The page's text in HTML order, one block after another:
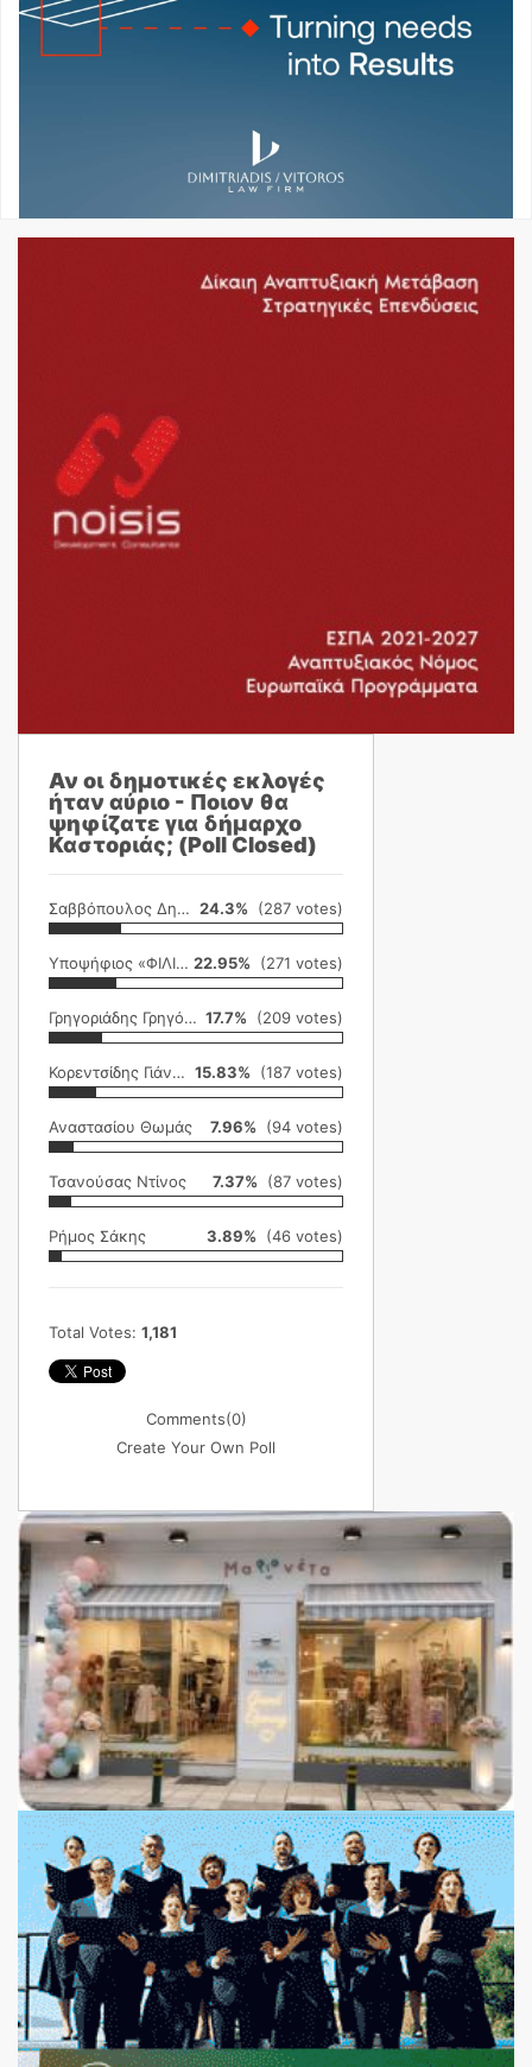
Αν οι δημοτικές εκλογές
ήταν αύριο - Ποιον θα
ψηφίζατε για δήμαρχο
Καστοριάς; (Poll Closed)
Σαββόπουλος Δημήτρης 24.3% (287 votes)
Υποψήφιος «ΦΙΛΙΚΗ ΕΤΑΙΡΕΙΑ» 22.95% (271 votes)
Γρηγοριάδης Γρηγόρης 17.7% (209 votes)
Κορεντσίδης Γιάννης 15.83% (187 votes)
Αναστασίου Θωμάς 7.96% (94 votes)
Τσανούσας Ντίνος 7.37% (87 votes)
Ρήμος Σάκης 3.89% (46 votes)
Total Votes: 1,181
Comments(0)
Create Your Own Poll